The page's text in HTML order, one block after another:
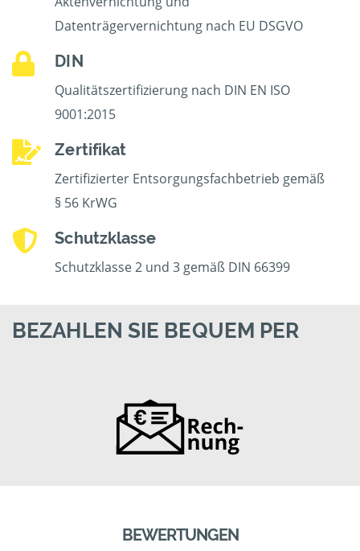
Datenträgervernichtung nach EU DSGVO
DIN
Qualitätszertifizierung nach DIN EN ISO
9001:2015
Zertifikat
Zertifizierter Entsorgungsfachbetrieb gemäß
§ 56 KrWG
Schutzklasse
Schutzklasse 2 und 3 gemäß DIN 66399
BEZAHLEN SIE BEQUEM PER
BEWERTUNGEN